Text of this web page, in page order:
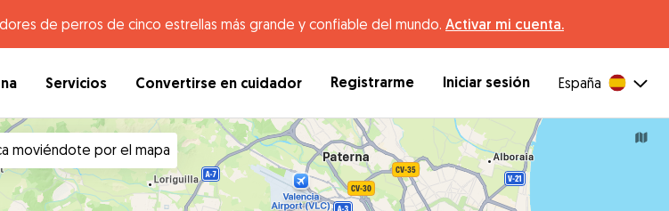
de perros de cinco estrellas más grande y confiable del mundo. Activar mi cuenta.
Servicios Convertirse en cuidador Registrarme Iniciar sesión España
moviéndote por el mapa